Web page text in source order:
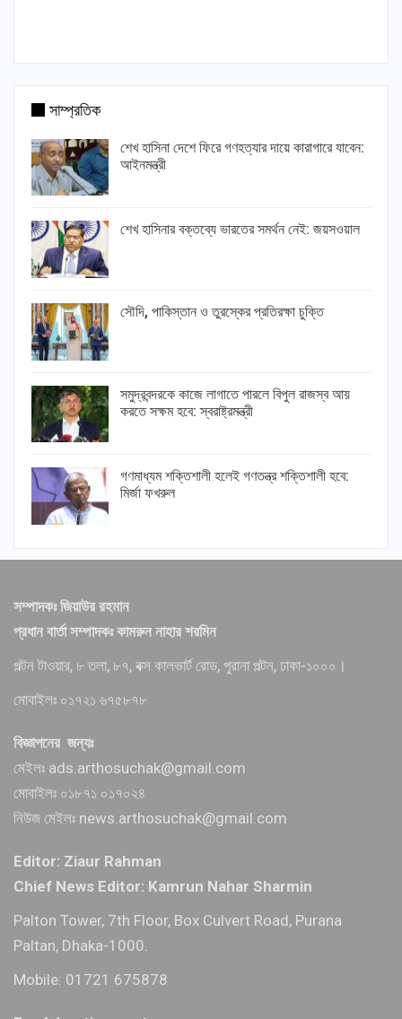
সাম্প্রতিক
শেখ হাসিনা দেশে ফিরে গণহত্যার দায়ে কারাগারে যাবেন:
আইনমন্ত্রী
শেখ হাসিনার বক্তব্যে ভারতের সমর্থন নেই: জয়সওয়াল
সৌদি, পাকিস্তান ও তুরস্কের প্রতিরক্ষা চুক্তি
সমুদ্রবন্দরকে কাজে লাগাতে পারলে বিপুল রাজস্ব আয়
করতে সক্ষম হবে: স্বরাষ্ট্রমন্ত্রী
গণমাধ্যম শক্তিশালী হলেই গণতন্ত্র শক্তিশালী হবে:
মির্জা ফখরুল
সম্পাদকঃ জিয়াউর রহমান
প্রধান বার্তা সম্পাদকঃ কামরুন নাহার শরমিন
পল্টন টাওয়ার, ৮ তলা, ৮৭, বক্স কালভার্ট রোড, পুরানা পল্টন, ঢাকা-১০০০।
মোবাইলঃ ০১৭২১ ৬৭৫৮৭৮
বিজ্ঞাপনের জন্যঃ
মেইলঃ ads.arthosuchak@gmail.com
মোবাইলঃ ০১৮৭১ ০১৭০২৪
নিউজ মেইলঃ news.arthosuchak@gmail.com
Editor: Ziaur Rahman
Chief News Editor: Kamrun Nahar Sharmin
Palton Tower, 7th Floor, Box Culvert Road, Purana
Paltan, Dhaka-1000.
Mobile: 01721 675878